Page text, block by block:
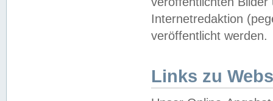
Internetredaktion
veröffentlicht werden.
Links zu